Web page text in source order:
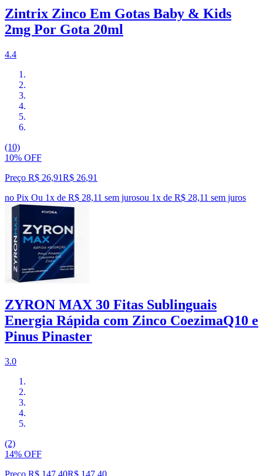
Zintrix Zinco Em Gotas Baby & Kids
2mg Por Gota 20ml
4.4
(10)
10% OFF
Preço R$ 26,91R$ 26,91
no Pix Ou 1x de R$ 28,11 sem jurosou 1x de R$ 28,11 sem juros
ZYRON MAX 30 Fitas Sublinguais
Energia Rápida com Zinco CoezimaQ10 e
Pinus Pinaster
3.0
(2)
14% OFF